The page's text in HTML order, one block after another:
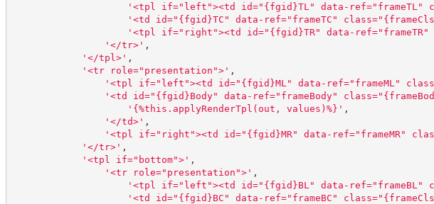
' <tpl if="left"><td id="{fgid}TL" data-
' <td id="{fgid}TC" data-ref="frameTC"
' <tpl if="right"><td id="{fgid}TR" data-
' </tr>' ,
' </tpl>' ,
' <tr role="presentation">' ,
' <tpl if="left"><td id="{fgid}ML" data-ref="frameML"
' <td id="{fgid}Body" data-ref="frameBody"
' {%this.applyRenderTpl(out, values)%} ' ,
' </td>' ,
' <tpl if="right"><td id="{fgid}MR" data-ref="frameMR"
' </tr>' ,
' <tpl if="bottom">' ,
' <tr role="presentation">' ,
' <tpl if="left"><td id="{fgid}BL" data-ref="frameBL"
' <td id="{fgid}BC" data-ref="frameBC"